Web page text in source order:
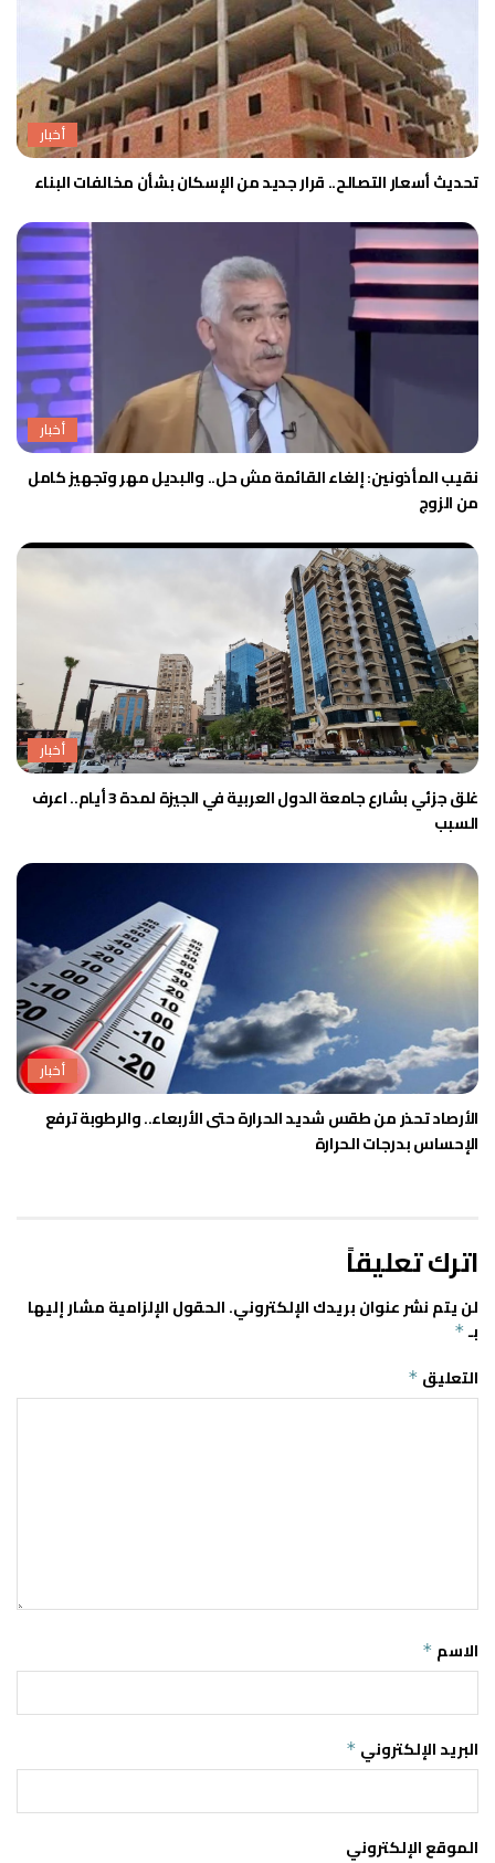
أخبار
تحديث أسعار التصالح.. قرار جديد من الإسكان بشأن مخالفات البناء
أخبار
نقيب المأذونين: إلغاء القائمة مش حل.. والبديل مهر وتجهيز كامل
من الزوج
أخبار
غلق جزئي بشارع جامعة الدول العربية في الجيزة لمدة 3 أيام.. اعرف
السبب
أخبار
الأرصاد تحذر من طقس شديد الحرارة حتى الأربعاء.. والرطوبة ترفع
الإحساس بدرجات الحرارة
اترك تعليقاً
لن يتم نشر عنوان بريدك الإلكتروني.الحقول الإلزامية مشار إليها
بـ *
التعليق *
الاسم *
البريد الإلكتروني *
الموقع الإلكتروني